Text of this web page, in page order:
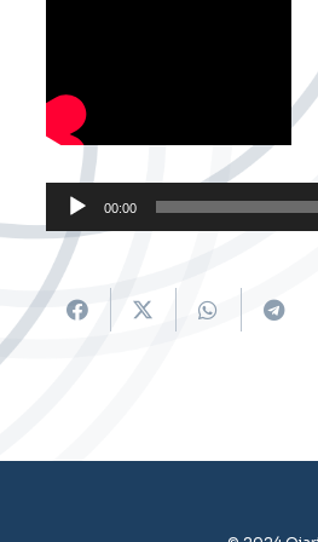
Soinu
erreproduzigailua
00:00